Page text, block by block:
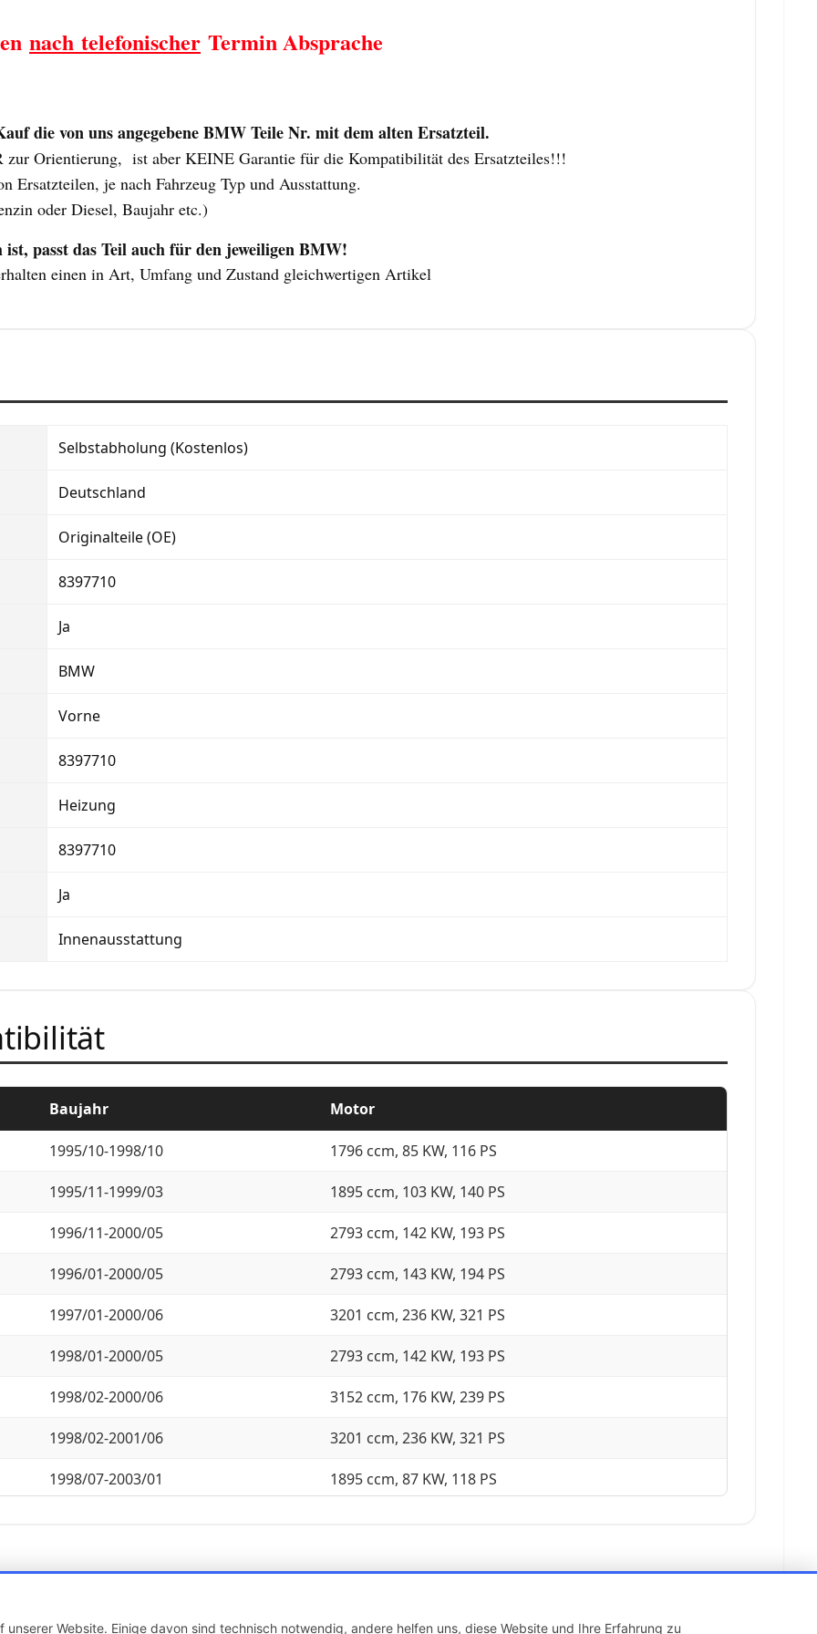
Website. Einige davon sind technisch notwendig, andere helfen uns, diese Website und Ihre Erfahrung zu
nach telefonischer Termin Absprache
die von uns angegebene BMW Teile Nr. mit dem alten Ersatzteil.
zur Orientierung, ist aber KEINE Garantie für die Kompatibilität des Ersatzteiles!!!
Ersatzteilen, je nach Fahrzeug Typ und Ausstattung.
oder Diesel, Baujahr etc.)
passt das Teil auch für den jeweiligen BMW!
einen in Art, Umfang und Zustand gleichwertigen Artikel
Selbstabholung (Kostenlos)
Deutschland
Originalteile (OE)
8397710
Ja
BMW
Vorne
8397710
Heizung
8397710
Ja
Innenausstattung
Baujahr Motor
1995/10-1998/10 1796 ccm, 85 KW, 116 PS
1995/11-1999/03 1895 ccm, 103 KW, 140 PS
1996/11-2000/05 2793 ccm, 142 KW, 193 PS
1996/01-2000/05 2793 ccm, 143 KW, 194 PS
1997/01-2000/06 3201 ccm, 236 KW, 321 PS
1998/01-2000/05 2793 ccm, 142 KW, 193 PS
1998/02-2000/06 3152 ccm, 176 KW, 239 PS
1998/02-2001/06 3201 ccm, 236 KW, 321 PS
1998/07-2003/01 1895 ccm, 87 KW, 118 PS